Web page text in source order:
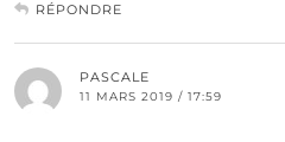
RÉPONDRE
PASCALE
11 MARS 2019 / 17:59